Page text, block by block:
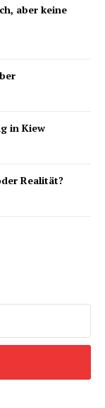
aber keine
in Kiew
Realität?